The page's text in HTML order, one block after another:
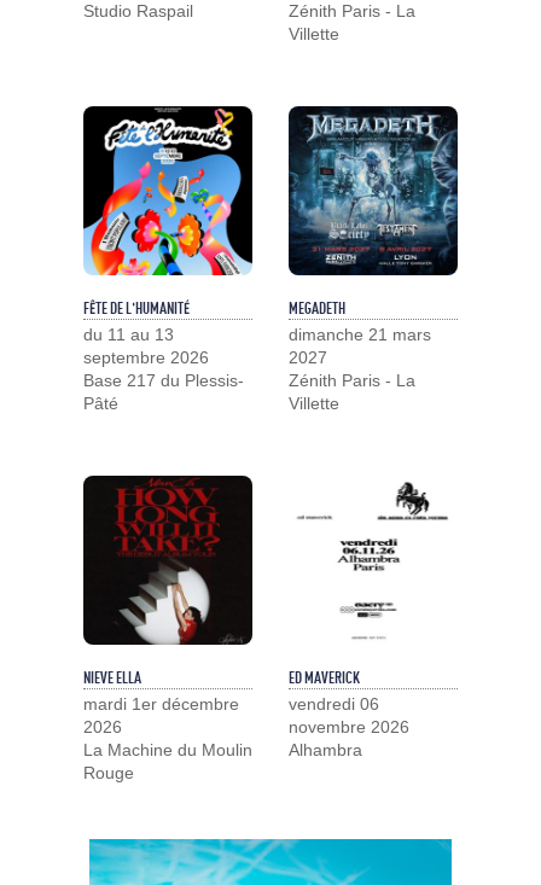
Studio Raspail
Zénith Paris - La
Villette
FÊTE DE L'HUMANITÉ
du 11 au 13
septembre 2026
Base 217 du Plessis-
Pâté
MEGADETH
dimanche 21 mars
2027
Zénith Paris - La
Villette
NIEVE ELLA
mardi 1er décembre
2026
La Machine du Moulin
Rouge
ED MAVERICK
vendredi 06
novembre 2026
Alhambra